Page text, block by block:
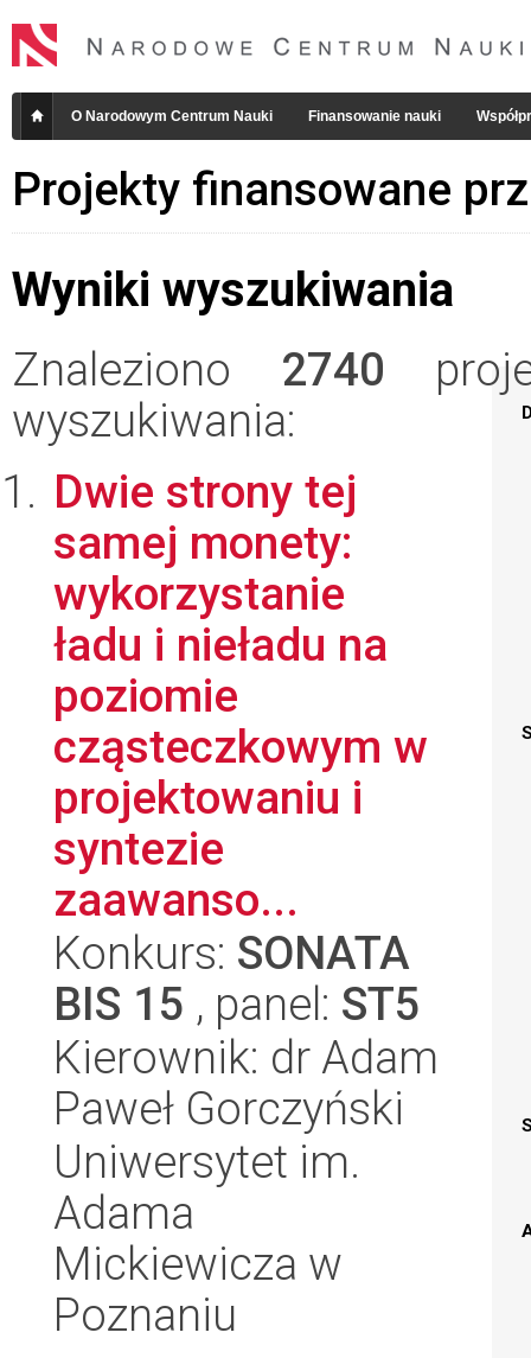
O Narodowym Centrum Nauki Finansowanie nauki
Projekty finansowane
Wyniki wyszukiwania
Znaleziono 2740
wyszukiwania:
Dwie strony tej
samej monety:
wykorzystanie
ładu i nieładu na
poziomie
cząsteczkowym w
projektowaniu i
syntezie
zaawanso...
Konkurs: SONATA
BIS 15 , panel: ST5
Kierownik: dr Adam
Paweł Gorczyński
Uniwersytet im.
Adama
Mickiewicza w
Poznaniu